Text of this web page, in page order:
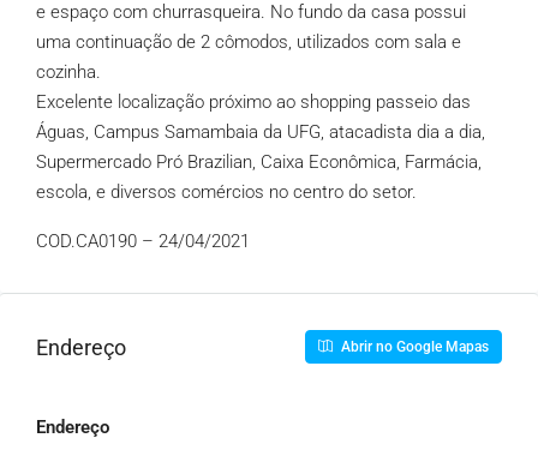
e espaço com churrasqueira. No fundo da casa possui
uma continuação de 2 cômodos, utilizados com sala e
cozinha.
Excelente localização próximo ao shopping passeio das
Águas, Campus Samambaia da UFG, atacadista dia a dia,
Supermercado Pró Brazilian, Caixa Econômica, Farmácia,
escola, e diversos comércios no centro do setor.
COD.CA0190 – 24/04/2021
Endereço Abrir no Google Mapas
Endereço